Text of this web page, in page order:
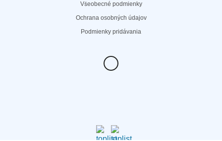
Všeobecné podmienky
Ochrana osobných údajov
Podmienky pridávania